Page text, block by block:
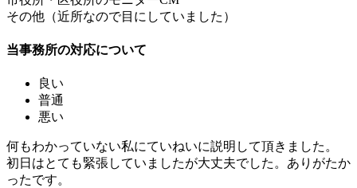
その他（近所なので目にしていました）
当事務所の対応について
良い
普通
悪い
何もわかっていない私にていねいに説明して頂きました。
初日はとても緊張していましたが大丈夫でした。ありがたか
ったです。